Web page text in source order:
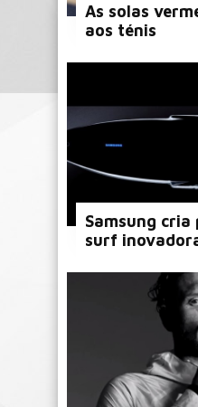
As solas
aos ténis
Samsung cria
surf